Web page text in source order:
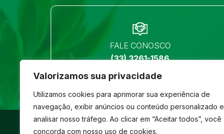
Valorizamos sua privacidade
Utilizamos cookies para aprimorar sua experiência de
navegação, exibir anúncios ou conteúdo personalizado e
analisar nosso tráfego. Ao clicar em “Aceitar todos”, você
concorda com nosso uso de cookies.
FALE CONOSCO
(33) 3261-1586
© São José- Todos os direitos reservados